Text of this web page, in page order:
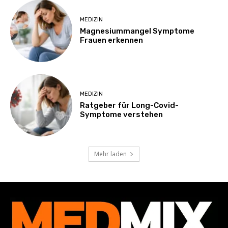
MEDIZIN
Magnesiummangel Symptome
Frauen erkennen
MEDIZIN
Ratgeber für Long-Covid-
Symptome verstehen
Mehr laden